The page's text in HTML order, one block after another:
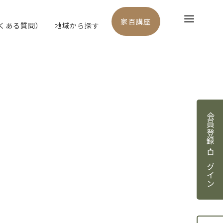
会員登録・ログイン
ある質問） 地域から探す 家百講座